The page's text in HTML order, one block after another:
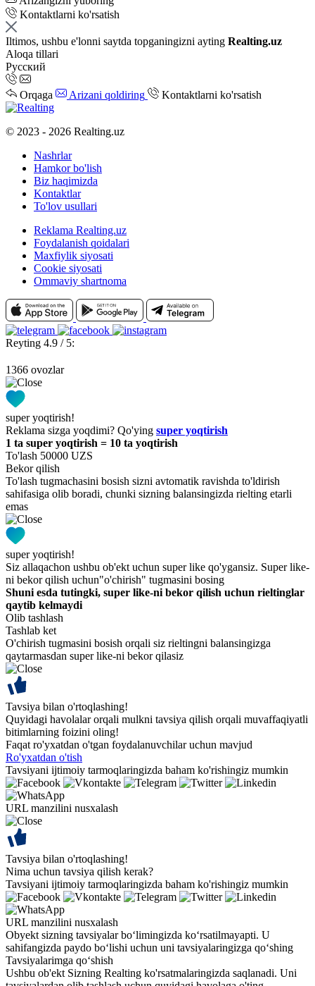
Kontaktlarni ko'rsatish
Iltimos, ushbu e'lonni saytda topganingizni ayting Realting.uz
Aloqa tillari
Русский
Orqaga Arizani qoldiring Kontaktlarni ko'rsatish
© 2023 - 2026 Realting.uz
Nashrlar
Hamkor bo'lish
Biz haqimizda
Kontaktlar
To'lov usullari
Reklama Realting.uz
Foydalanish qoidalari
Maxfiylik siyosati
Cookie siyosati
Ommaviy shartnoma
Reyting 4.9 / 5:
1366 ovozlar
super yoqtirish!
Reklama sizga yoqdimi? Qo'ying super yoqtirish
1 ta super yoqtirish = 10 ta yoqtirish
To'lash 50000 UZS
Bekor qilish
To'lash tugmachasini bosish sizni avtomatik ravishda to'ldirish
sahifasiga olib boradi, chunki sizning balansingizda rielting etarli
emas
super yoqtirish!
Siz allaqachon ushbu ob'ekt uchun super like qo'ygansiz. Super like-
ni bekor qilish uchun"o'chirish" tugmasini bosing
Shuni esda tutingki, super like-ni bekor qilish uchun rieltinglar
qaytib kelmaydi
Olib tashlash
Tashlab ket
O'chirish tugmasini bosish orqali siz rieltingni balansingizga
qaytarmasdan super like-ni bekor qilasiz
Tavsiya bilan o'rtoqlashing!
Quyidagi havolalar orqali mulkni tavsiya qilish orqali muvaffaqiyatli
bitimlarning foizini oling!
Faqat ro'yxatdan o'tgan foydalanuvchilar uchun mavjud
Ro'yxatdan o'tish
Tavsiyani ijtimoiy tarmoqlaringizda baham ko'rishingiz mumkin
URL manzilini nusxalash
Tavsiya bilan o'rtoqlashing!
Nima uchun tavsiya qilish kerak?
Tavsiyani ijtimoiy tarmoqlaringizda baham ko'rishingiz mumkin
URL manzilini nusxalash
Obyekt sizning tavsiyalar bo‘limingizda ko‘rsatilmayapti. U
sahifangizda paydo bo‘lishi uchun uni tavsiyalaringizga qo‘shing
Tavsiyalarimga qo‘shish
Ushbu ob'ekt Sizning Realting ko'rsatmalaringizda saqlanadi. Uni